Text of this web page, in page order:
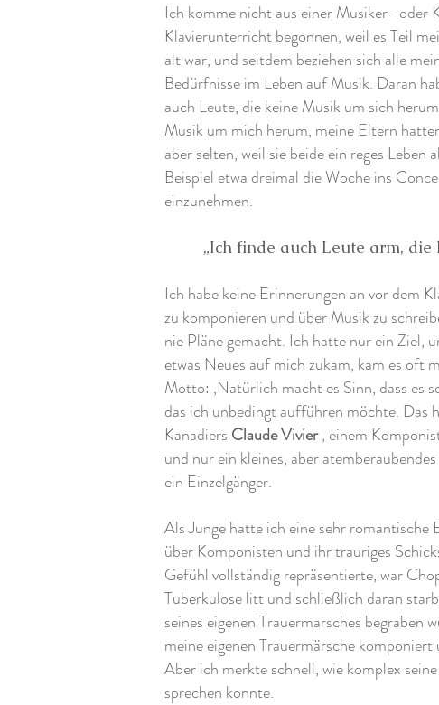
Ich komme nicht aus einer Musiker- oder
Klavierunterricht begonnen, weil es Teil
alt war, und seitdem beziehen sich alle
Bedürfnisse im Leben auf Musik. Daran
auch Leute, die keine Musik um sich
Musik um mich herum, meine Eltern
aber selten, weil sie beide ein reges
Beispiel etwa dreimal die Woche ins
einzunehmen.
„Ich finde auch Leute arm,
Ich habe keine Erinnerungen an vor dem
zu komponieren und über Musik zu
nie Pläne gemacht. Ich hatte nur ein Ziel,
etwas Neues auf mich zukam, kam es oft
Motto: ‚Natürlich macht es Sinn, dass es
das ich unbedingt aufführen möchte. Das
Kanadiers Claude Vivier, einem
und nur ein kleines, aber
ein Einzelgänger.
Als Junge hatte ich eine sehr romantische
über Komponisten und ihr trauriges
Gefühl vollständig repräsentierte, war
Tuberkulose litt und schließlich daran
seines eigenen Trauermarsches begraben
meine eigenen Trauermärsche
Aber ich merkte schnell, wie komplex
sprechen konnte.